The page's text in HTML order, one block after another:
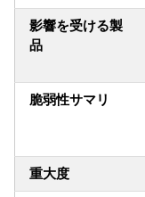
影響を受ける製
品
脆弱性サマリ
重大度